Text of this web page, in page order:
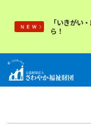
「いきがい
ら！